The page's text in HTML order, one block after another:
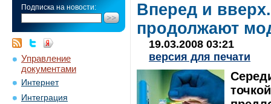
Подписка на новости:
Управление
документами
Интернет
Интеграция
Вперед и
продолжают
19.03.2008 03:21
версия для печати